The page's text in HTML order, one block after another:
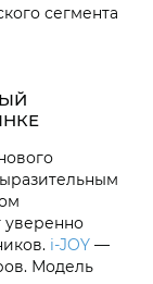
сегмента
уверенно
i‑JOY —
Модель